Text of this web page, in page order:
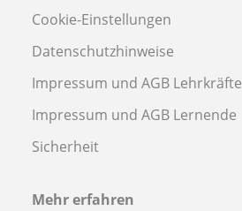
Cookie-Einstellungen
Datenschutzhinweise
Impressum und AGB Lehrkräfte
Impressum und AGB Lernende
Sicherheit
Mehr erfahren